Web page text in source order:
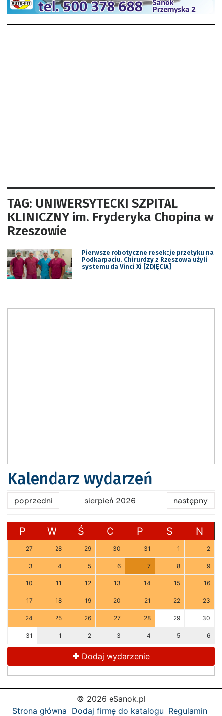
TAG: UNIWERSYTECKI SZPITAL
KLINICZNY im. Fryderyka Chopina w
Rzeszowie
Pierwsze robotyczne resekcje przełyku na
Podkarpaciu. Chirurdzy z Rzeszowa użyli
systemu da Vinci Xi [ZDJĘCIA]
Kalendarz wydarzeń
poprzedni sierpień 2026 następny
P W Ś C P S N
27 28 29 30 31 1 2
3 4 5 6 7 8 9
10 11 12 13 14 15 16
17 18 19 20 21 22 23
24 25 26 27 28 29 30
31 1 2 3 4 5 6
Dodaj wydarzenie
© 2026 eSanok.pl
Strona główna Dodaj firmę do katalogu Regulamin